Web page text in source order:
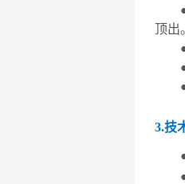
顶出
3.技